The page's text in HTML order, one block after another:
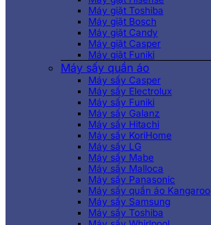
Máy giặt Toshiba
Máy giặt Bosch
Máy giặt Candy
Máy giặt Casper
Máy giặt Funiki
Máy sấy quần áo
Máy sấy Casper
Máy sấy Electrolux
Máy sấy Funiki
Máy sấy Galanz
Máy sấy Hitachi
Máy sấy KoriHome
Máy sấy LG
Máy sấy Mabe
Máy sấy Malloca
Máy sấy Panasonic
Máy sấy quần áo Kangaroo
Máy sấy Samsung
Máy sấy Toshiba